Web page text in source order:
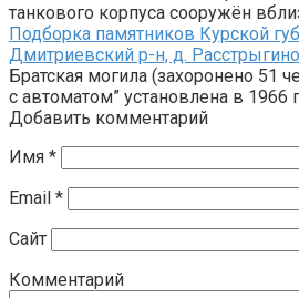
танкового корпуса сооружён
Подборка памятников Курской
Дмитриевский р-н, д.
Братская могила (захоронено 51
с автоматом” установлена в 1966
Добавить комментарий
Имя *
Email *
Сайт
Комментарий